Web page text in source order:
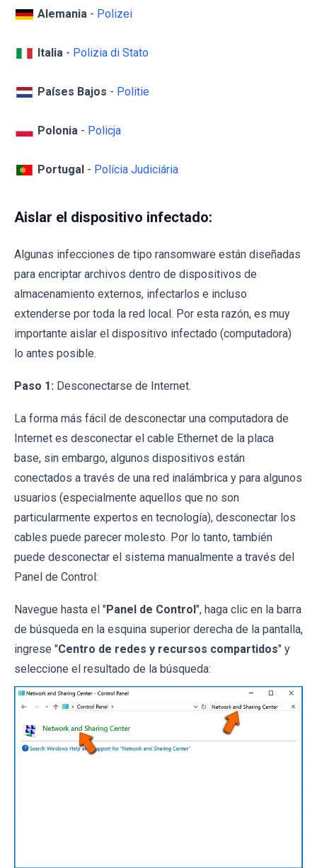
Alemania - Polizei
Italia - Polizia di Stato
Países Bajos - Politie
Polonia - Policja
Portugal - Polícia Judiciária
Aislar el dispositivo infectado:
Algunas infecciones de tipo ransomware están diseñadas
para encriptar archivos dentro de dispositivos de
almacenamiento externos, infectarlos e incluso
extenderse por toda la red local. Por esta razón, es muy
importante aislar el dispositivo infectado (computadora)
lo antes posible.
Paso 1: Desconectarse de Internet.
La forma más fácil de desconectar una computadora de
Internet es desconectar el cable Ethernet de la placa
base, sin embargo, algunos dispositivos están
conectados a través de una red inalámbrica y para algunos
usuarios (especialmente aquellos que no son
particularmente expertos en tecnología), desconectar los
cables puede parecer molesto. Por lo tanto, también
puede desconectar el sistema manualmente a través del
Panel de Control:
Navegue hasta el "Panel de Control ", haga clic en la barra
de búsqueda en la esquina superior derecha de la pantalla,
ingrese "Centro de redes y recursos compartidos" y
seleccione el resultado de la búsqueda: